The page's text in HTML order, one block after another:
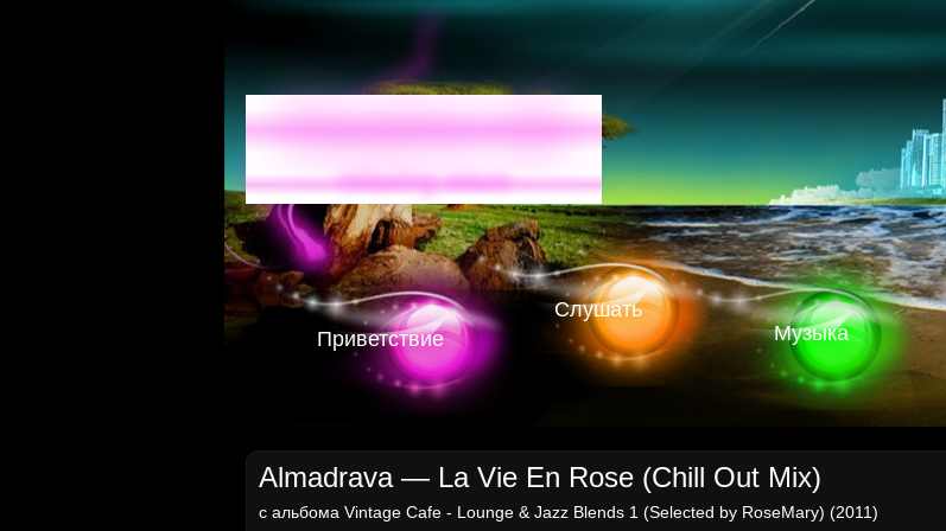
Radio-M
relaxing wave
Приветствие
Слушать
Музыка
Almadrava — La Vie En Rose (Chill Out Mix)
с альбома Vintage Cafe - Lounge & Jazz Blends 1 (Selected by RoseMary) (2011)